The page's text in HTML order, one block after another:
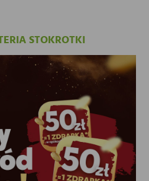
STOKROTKI